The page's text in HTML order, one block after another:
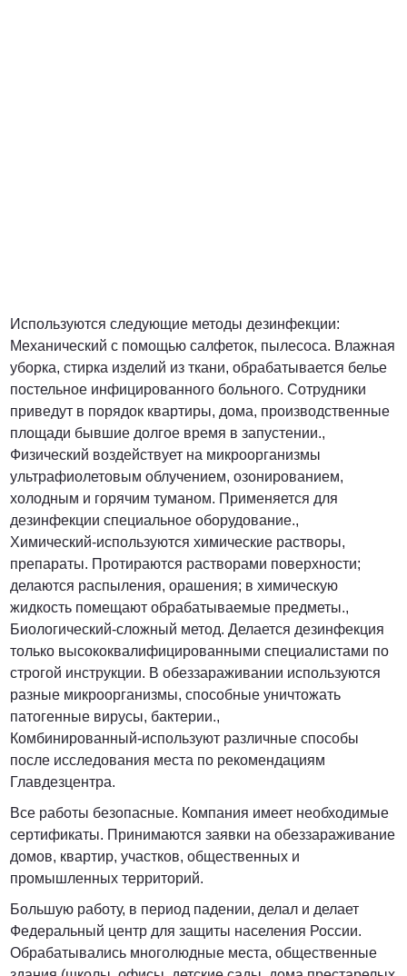
Используются следующие методы дезинфекции:
Механический с помощью салфеток, пылесоса. Влажная
уборка, стирка изделий из ткани, обрабатывается белье
постельное инфицированного больного. Сотрудники
приведут в порядок квартиры, дома, производственные
площади бывшие долгое время в запустении.,
Физический воздействует на микроорганизмы
ультрафиолетовым облучением, озонированием,
холодным и горячим туманом. Применяется для
дезинфекции специальное оборудование.,
Химический-используются химические растворы,
препараты. Протираются растворами поверхности;
делаются распыления, орашения; в химическую
жидкость помещают обрабатываемые предметы.,
Биологический-сложный метод. Делается дезинфекция
только высококвалифицированными специалистами по
строгой инструкции. В обеззараживании используются
разные микроорганизмы, способные уничтожать
патогенные вирусы, бактерии.,
Комбинированный-используют различные способы
после исследования места по рекомендациям
Главдезцентра.
Все работы безопасные. Компания имеет необходимые
сертификаты. Принимаются заявки на обеззараживание
домов, квартир, участков, общественных и
промышленных территорий.
Большую работу, в период падении, делал и делает
Федеральный центр для защиты населения России.
Обрабатывались многолюдные места, общественные